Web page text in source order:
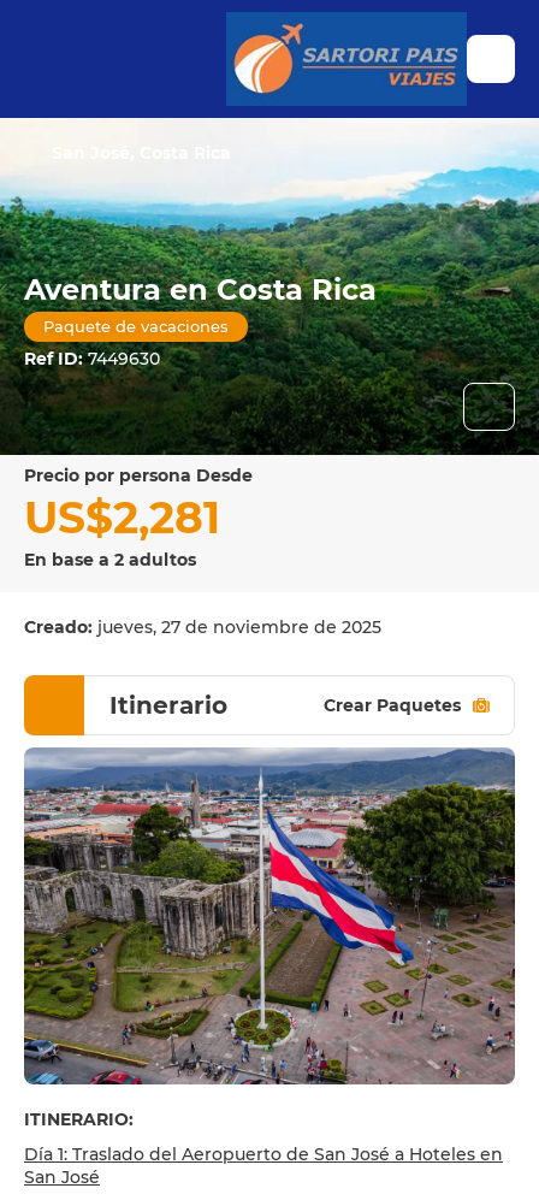
Aventura en Costa Rica
Paquete de vacaciones
Ref ID:7449630
precio por persona Desde
US$2,281
En base a 2 adultos
Creado: jueves, 27 de noviembre de 2025
Itinerario Crear Paquetes
ITINERARIO:
Día 1: Traslado del Aeropuerto de San José a Hoteles en
San José